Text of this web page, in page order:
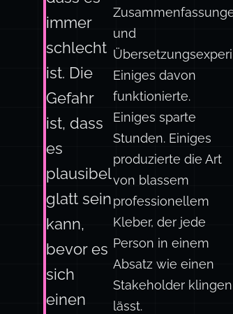
immer
schlecht
ist. Die
Gefahr
ist, dass
es
plausibel
glatt sein
kann,
bevor es
sich
einen
und
Einiges davon
funktionierte.
Einiges sparte
Stunden. Einiges
produzierte die Art
von blassem
professionellem
Kleber, der jede
Person in einem
Absatz wie einen
Stakeholder klingen
lässt.